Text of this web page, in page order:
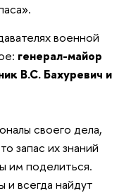
военной
генерал-майор
В.С. Бахуревич и
своего дела,
запас их знаний
им поделиться.
и всегда найдут